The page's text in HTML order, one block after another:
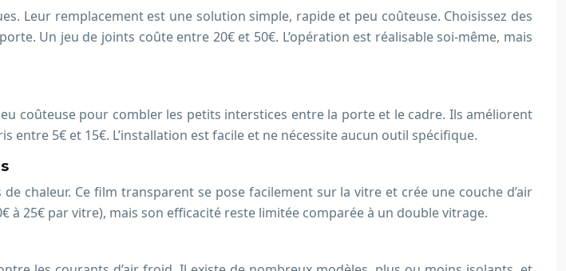
Leur remplacement est une solution simple, rapide et peu coûteuse. Choisissez des
Un jeu de joints coûte entre 20€ et 50€. L’opération est réalisable soi-même, mais
coûteuse pour combler les petits interstices entre la porte et le cadre. Ils améliorent
5€ et 15€. L’installation est facile et ne nécessite aucun outil spécifique.
chaleur. Ce film transparent se pose facilement sur la vitre et crée une couche d’air
25€ par vitre), mais son efficacité reste limitée comparée à un double vitrage.